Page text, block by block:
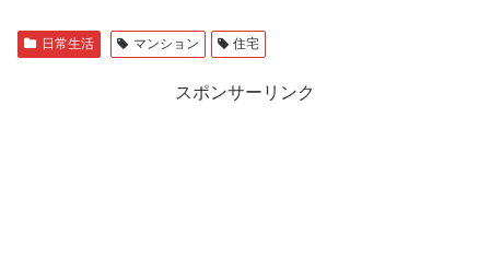
日常生活 マンション 住宅
スポンサーリンク